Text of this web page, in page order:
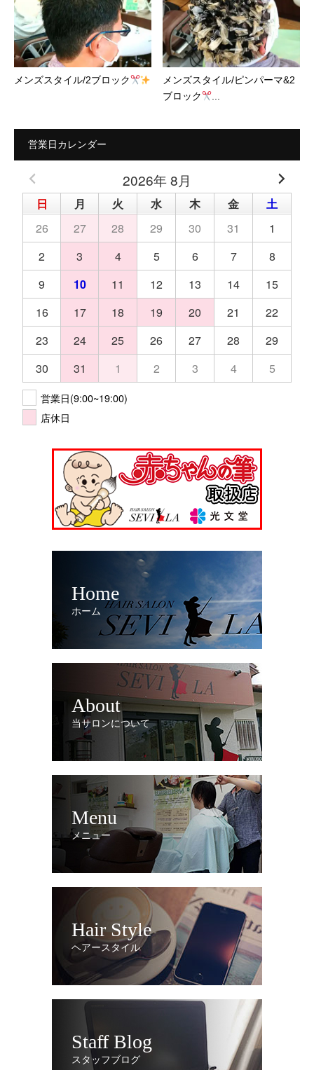
メンズスタイル/2ブロック
メンズスタイル/ピンパーマ&2
ブロック
...
営業日カレンダー
2026年 8月
日 月 火 水 木 金
土
26
27 28 29 30 31
1
2
3 4 5 6 7
8
9
10 11 12 13 14
15
16
17 18 19 20 21
22
23
24 25 26 27 28
29
30
31 1 2 3 4 5
営業日(9:00~19:00)
店休日
Home
ホーム
About
当サロンについて
Menu
メニュー
Hair Style
ヘアースタイル
Staff Blog
スタッフブログ